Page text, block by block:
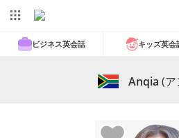
ビジネス英会話 キッズ英会
Anqia (ア